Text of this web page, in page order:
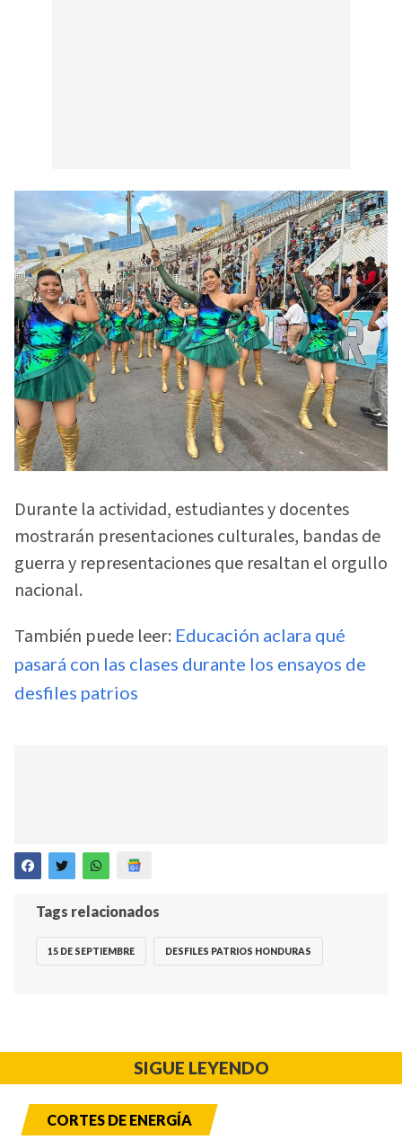
Durante la actividad, estudiantes y docentes
mostrarán presentaciones culturales, bandas de
guerra y representaciones que resaltan el orgullo
nacional.
También puede leer: Educación aclara qué
pasará con las clases durante los ensayos de
desfiles patrios
Tags relacionados
15 DE SEPTIEMBRE DESFILES PATRIOS HONDURAS
SIGUE LEYENDO
CORTES DE ENERGÍA